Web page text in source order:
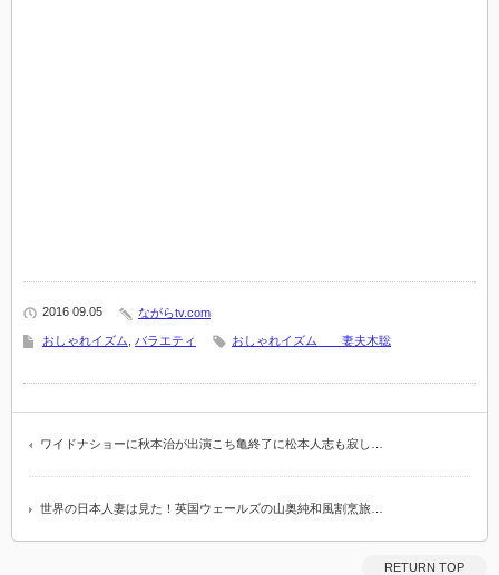
2016 09.05 ながらtv.com
おしゃれイズム バラエティ おしゃれイズム 妻夫木聡
ワイドナショーに秋本治が出演こち亀終了に松本人志も寂し…
世界の日本人妻は見た！英国ウェールズの山奥純和風割烹旅…
RETURN TOP